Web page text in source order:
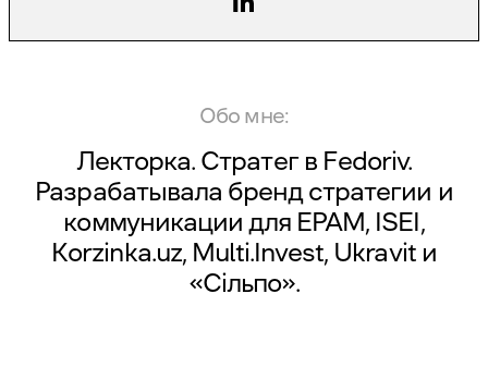
Обо мне:
Лекторка. Стратег в Fedoriv.
Разрабатывала бренд стратегии и
коммуникации для EPAM, ISEI,
Korzinka.uz, Multi.Invest, Ukravit и
«Сільпо».